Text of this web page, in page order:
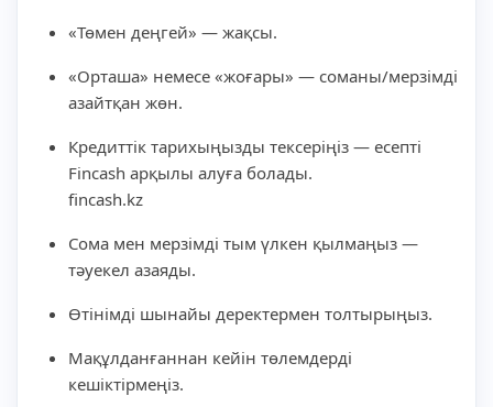
«Төмен деңгей» — жақсы.
«Орташа» немесе «жоғары» — соманы/мерзімді
азайтқан жөн.
Кредиттік тарихыңызды тексеріңіз — есепті
Fincash арқылы алуға болады.
fincash.kz
Сома мен мерзімді тым үлкен қылмаңыз —
тәуекел азаяды.
Өтінімді шынайы деректермен толтырыңыз.
Мақұлданғаннан кейін төлемдерді
кешіктірмеңіз.